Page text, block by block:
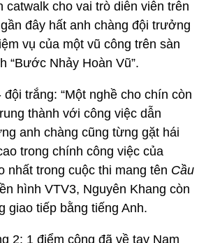
catwalk cho vai trò diễn viên trên
đây hất anh chàng đội trưởng
vụ của một vũ công trên sàn
“Bước Nhảy Hoàn Vũ”.
trắng: “Một nghề cho chín còn
thành với công việc dẫn
anh chàng cũng từng gặt hái
trong chính công việc của
nhất trong cuộc thi mang tên Cầu
hình VTV3, Nguyên Khang còn
giao tiếp bằng tiếng Anh.
2: 1 điểm cộng đã về tay Nam